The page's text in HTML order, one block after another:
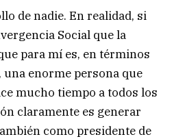
de nadie. En realidad, si
Social que la
para mí es, en términos
enorme persona que
mucho tiempo a todos los
claramente es generar
como presidente de